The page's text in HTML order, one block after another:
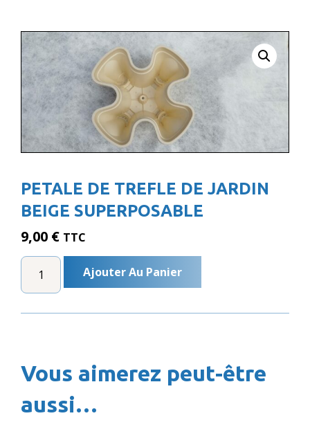
PETALE DE TREFLE DE JARDIN
BEIGE SUPERPOSABLE
9,00 € TTC
QUANTITÉ
PETALE
BEIGE
SUPERPOSABLE
Ajouter Au Panier
Vous aimerez peut-être
aussi…